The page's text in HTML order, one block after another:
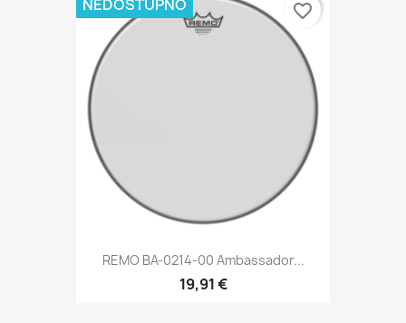
REMO BA-0214-00 Ambassador...
19,91 €
NEDOSTUPNO favorite_border